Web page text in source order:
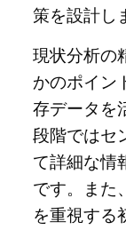
策を設計し
現状分析の
かのポイン
存データを
段階ではセ
て詳細な情
です。また
を重視する